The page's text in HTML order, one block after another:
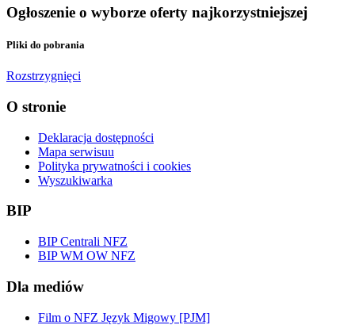
Ogłoszenie o wyborze oferty najkorzystniejszej
Pliki do pobrania
Rozstrzygnięci
O stronie
Deklaracja dostępności
Mapa serwisuu
Polityka prywatności i cookies
Wyszukiwarka
BIP
BIP Centrali NFZ
BIP WM OW NFZ
Dla mediów
Film o NFZ Język Migowy [PJM]